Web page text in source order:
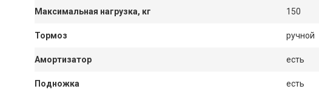
Максимальная нагрузка, кг 150
Тормоз ручной
Амортизатор есть
Подножка есть